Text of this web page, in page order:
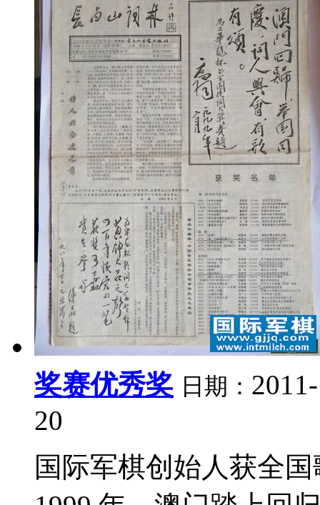
奖赛优秀奖 日期：
20
国际军棋创始人获全